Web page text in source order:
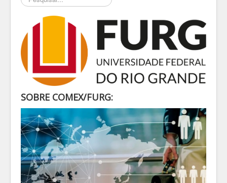
NOTÍCIAS
PESQ & EXTEN
SECRETARIA
CONTATO
LOGIN
SOBRE COMEX/FURG: